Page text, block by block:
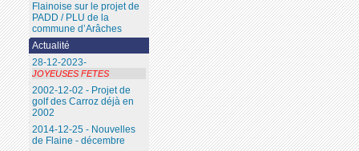
Flainoise sur le projet de
PADD / PLU de la
commune d’Arâches
Actualité
28-12-2023-
JOYEUSES FETES
2002-12-02 - Projet de
golf des Carroz déjà en
2002
2014-12-25 - Nouvelles
de Flaine - décembre